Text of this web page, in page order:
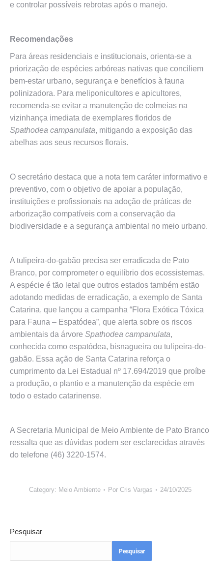
e controlar possíveis rebrotas após o manejo.
Recomendações
Para áreas residenciais e institucionais, orienta-se a
priorização de espécies arbóreas nativas que conciliem
bem-estar urbano, segurança e benefícios à fauna
polinizadora. Para meliponicultores e apicultores,
recomenda-se evitar a manutenção de colmeias na
vizinhança imediata de exemplares floridos de
Spathodea campanulata, mitigando a exposição das
abelhas aos seus recursos florais.
O secretário destaca que a nota tem caráter informativo e
preventivo, com o objetivo de apoiar a população,
instituições e profissionais na adoção de práticas de
arborização compatíveis com a conservação da
biodiversidade e a segurança ambiental no meio urbano.
A tulipeira-do-gabão precisa ser erradicada de Pato
Branco, por comprometer o equilíbrio dos ecossistemas.
A espécie é tão letal que outros estados também estão
adotando medidas de erradicação, a exemplo de Santa
Catarina, que lançou a campanha “Flora Exótica Tóxica
para Fauna – Espatódea”, que alerta sobre os riscos
ambientais da árvore Spathodea campanulata,
conhecida como espatódea, bisnagueira ou tulipeira-do-
gabão. Essa ação de Santa Catarina reforça o
cumprimento da Lei Estadual nº 17.694/2019 que proíbe
a produção, o plantio e a manutenção da espécie em
todo o estado catarinense.
A Secretaria Municipal de Meio Ambiente de Pato Branco
ressalta que as dúvidas podem ser esclarecidas através
do telefone (46) 3220-1574.
Category: Meio Ambiente Por Cris Vargas 24/10/2025
Pesquisar
Pesquisar